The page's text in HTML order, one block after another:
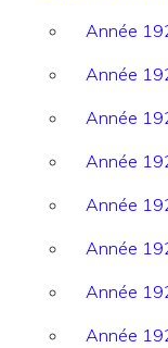
Année
Année
Année
Année
Année
Année
Année
Année